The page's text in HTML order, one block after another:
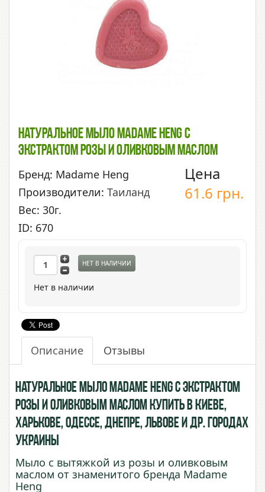
Натуральное Мыло Madame Heng С
Экстрактом Розы И Оливковым Маслом
Бренд: Madame Heng
Производители: Таиланд
Вес: 30г.
ID: 670
Цена
61.6 грн.
НЕТ В НАЛИЧИИ
Нет в наличии
Описание Отзывы
Натуральное мыло Madame Heng с экстрактом
Розы и Оливковым Маслом купить в Киеве,
Харькове, Одессе, Днепре, Львове и др. городах
Украины
Мыло с вытяжкой из розы и оливковым
маслом от знаменитого бренда Madame
Heng